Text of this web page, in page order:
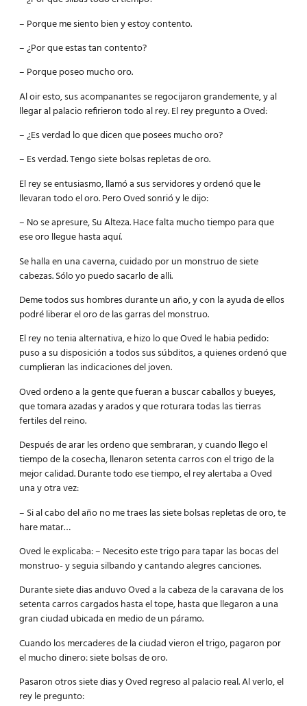
– Porque me siento bien y estoy contento.
– ¿Por que estas tan contento?
– Porque poseo mucho oro.
Al oir esto, sus acompanantes se regocijaron grandemente, y al
llegar al palacio refirieron todo al rey. El rey pregunto a Oved:
– ¿Es verdad lo que dicen que posees mucho oro?
– Es verdad. Tengo siete bolsas repletas de oro.
El rey se entusiasmo, llamó a sus servidores y ordenó que le
llevaran todo el oro. Pero Oved sonrió y le dijo:
– No se apresure, Su Alteza. Hace falta mucho tiempo para que
ese oro llegue hasta aquí.
Se halla en una caverna, cuidado por un monstruo de siete
cabezas. Sólo yo puedo sacarlo de alli.
Deme todos sus hombres durante un año, y con la ayuda de ellos
podré liberar el oro de las garras del monstruo.
El rey no tenia alternativa, e hizo lo que Oved le habia pedido:
puso a su disposición a todos sus súbditos, a quienes ordenó que
cumplieran las indicaciones del joven.
Oved ordeno a la gente que fueran a buscar caballos y bueyes,
que tomara azadas y arados y que roturara todas las tierras
fertiles del reino.
Después de arar les ordeno que sembraran, y cuando llego el
tiempo de la cosecha, llenaron setenta carros con el trigo de la
mejor calidad. Durante todo ese tiempo, el rey alertaba a Oved
una y otra vez:
– Si al cabo del año no me traes las siete bolsas repletas de oro, te
hare matar…
Oved le explicaba: – Necesito este trigo para tapar las bocas del
monstruo- y seguia silbando y cantando alegres canciones.
Durante siete dias anduvo Oved a la cabeza de la caravana de los
setenta carros cargados hasta el tope, hasta que llegaron a una
gran ciudad ubicada en medio de un páramo.
Cuando los mercaderes de la ciudad vieron el trigo, pagaron por
el mucho dinero: siete bolsas de oro.
Pasaron otros siete dias y Oved regreso al palacio real. Al verlo, el
rey le pregunto: